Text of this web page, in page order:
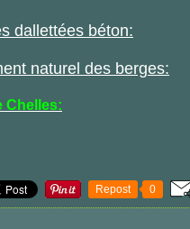
dallettées béton:
naturel des berges:
Chelles:
Repost 0